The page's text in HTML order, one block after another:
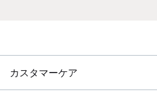
カスタマーケア